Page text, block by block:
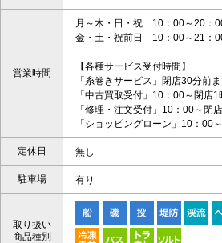
営業時間
月～木・日・祝 10：00～20：
金・土・祝前日 10：00～21：
【各種サービス受付時間】
「糸巻きサービス」閉店30分前
「中古買取受付」10：00～閉店
「修理・注文受付」10：00～閉
「ショッピングローン」10：00
定休日 無し
駐車場 有り
取り扱い
商品種別